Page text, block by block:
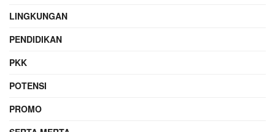
LINGKUNGAN
PENDIDIKAN
PKK
POTENSI
PROMO